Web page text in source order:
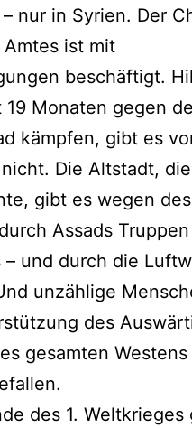
nur in Syrien. Der
ist mit
beschäftigt.
Monaten gegen
kämpfen, gibt es
Die Altstadt,
gibt es wegen des
Assads
– und durch die
unzählige
des
gesamten
des 1. Weltkrieges